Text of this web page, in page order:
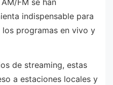
indispensable para
los programas en vivo y
de streaming, estas
a estaciones locales y